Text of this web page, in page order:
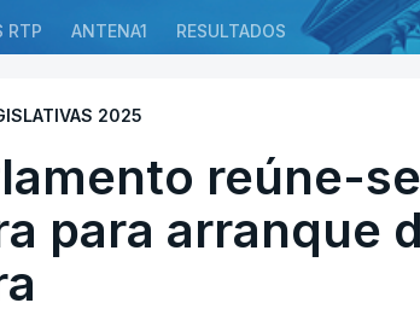
RTP ANTENA1 RESULTADOS
2025
reúne-
para arranque